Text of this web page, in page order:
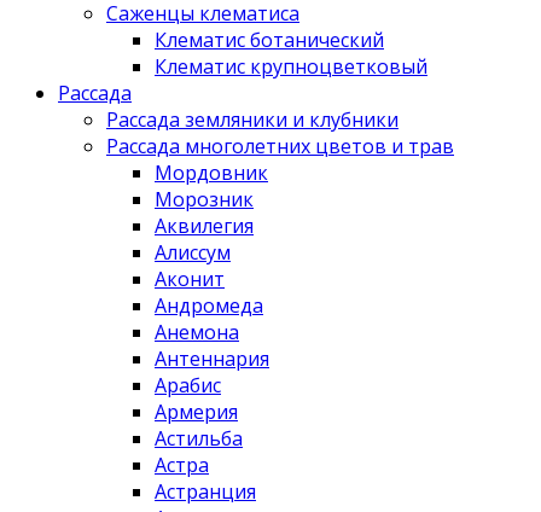
Саженцы клематиса
Клематис ботанический
Клематис крупноцветковый
Рассада
Рассада земляники и клубники
Рассада многолетних цветов и трав
Мордовник
Морозник
Аквилегия
Алиссум
Аконит
Андромеда
Анемона
Антеннария
Арабис
Армерия
Астильба
Астра
Астранция